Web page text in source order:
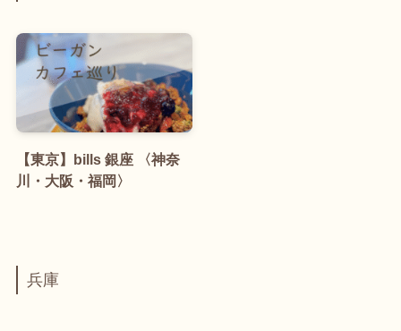
【東京】bills 銀座 〈神奈
川・大阪・福岡〉
兵庫